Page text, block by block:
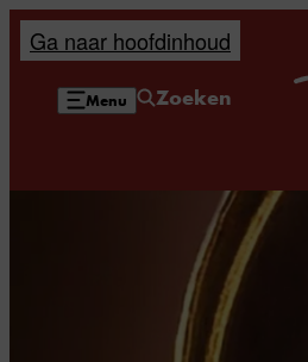
Ga naar hoofdinhoud
Zoeken
Menu